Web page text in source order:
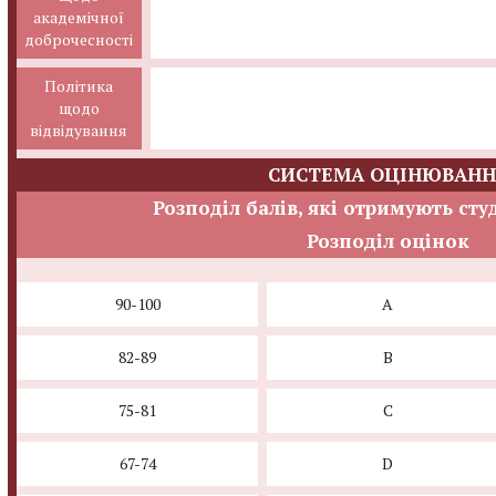
академічної
доброчесності
Політика
щодо
відвідування
СИСТЕМА
Розподіл балів, які отримують
Розподіл оцінок
90-100 A
82-89 B
75-81 C
67-74 D